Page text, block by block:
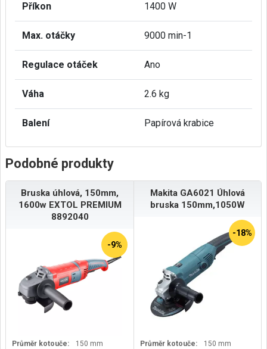
Příkon 1400 W
Max. otáčky 9000 min-1
Regulace otáček Ano
Váha 2.6 kg
Balení Papírová krabice
Podobné produkty
Bruska úhlová, 150mm,
1600w EXTOL PREMIUM
8892040
-9%
Průměr kotouče:
150 mm
Makita GA6021 Úhlová
bruska 150mm,1050W
-18%
Průměr kotouče:
150 mm